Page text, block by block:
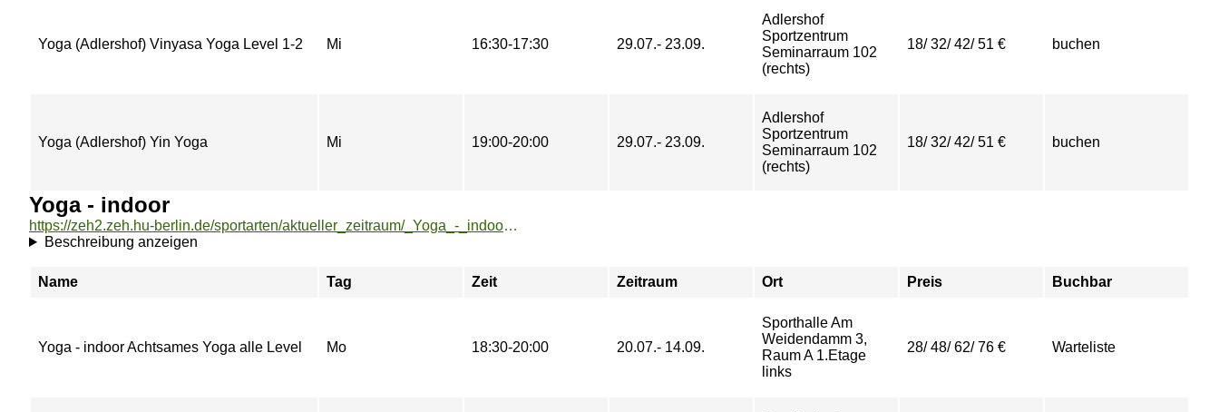
Yoga (Adlershof) Vinyasa Yoga Level 1-2 Mi 16:30-17:30 29.07.- 23.09.
Adlershof
Sportzentrum
Seminarraum 102
(rechts)
18/ 32/ 42/ 51 € buchen
Yoga (Adlershof) Yin Yoga Mi 19:00-20:00 29.07.- 23.09.
Adlershof
Sportzentrum
Seminarraum 102
(rechts)
18/ 32/ 42/ 51 € buchen
Yoga - indoor
https://zeh2.zeh.hu-berlin.de/sportarten/aktueller_zeitraum/_Yoga_-_indoor.html
Beschreibung anzeigen
Name Tag Zeit Zeitraum Ort Preis Buchbar
Yoga - indoor Achtsames Yoga alle Level Mo 18:30-20:00 20.07.- 14.09.
Sporthalle Am
Weidendamm 3,
Raum A 1.Etage
links
28/ 48/ 62/ 76 € Warteliste